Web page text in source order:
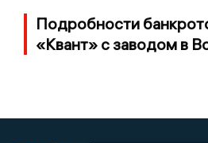
Подробности
«Квант» с заводом в